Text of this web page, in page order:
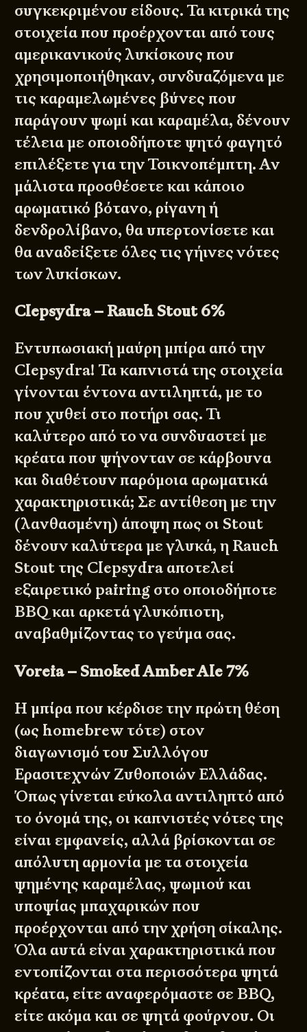
συγκεκριμένου είδους. Τα κιτρικά της
στοιχεία που προέρχονται από τους
αμερικανικούς λυκίσκους που
χρησιμοποιήθηκαν, συνδυαζόμενα με
τις καραμελωμένες βύνες που
παράγουν ψωμί και καραμέλα, δένουν
τέλεια με οποιοδήποτε ψητό φαγητό
επιλέξετε για την Τσικνοπέμπτη. Αν
μάλιστα προσθέσετε και κάποιο
αρωματικό βότανο, ρίγανη ή
δενδρολίβανο, θα υπερτονίσετε και
θα αναδείξετε όλες τις γήινες νότες
των λυκίσκων.
Clepsydra – Rauch Stout 6%
Εντυπωσιακή μαύρη μπίρα από την
Clepsydra! Τα καπνιστά της στοιχεία
γίνονται έντονα αντιληπτά, με το
που χυθεί στο ποτήρι σας. Τι
καλύτερο από το να συνδυαστεί με
κρέατα που ψήνονταν σε κάρβουνα
και διαθέτουν παρόμοια αρωματικά
χαρακτηριστικά; Σε αντίθεση με την
(λανθασμένη) άποψη πως οι Stout
δένουν καλύτερα με γλυκά, η Rauch
Stout της Clepsydra αποτελεί
εξαιρετικό pairing στο οποιοδήποτε
BBQ και αρκετά γλυκόπιοτη,
αναβαθμίζοντας το γεύμα σας.
Voreia – Smoked Amber Ale 7%
Η μπίρα που κέρδισε την πρώτη θέση
(ως homebrew τότε) στον
διαγωνισμό του Συλλόγου
Ερασιτεχνών Ζυθοποιών Ελλάδας.
Όπως γίνεται εύκολα αντιληπτό από
το όνομά της, οι καπνιστές νότες της
είναι εμφανείς, αλλά βρίσκονται σε
απόλυτη αρμονία με τα στοιχεία
ψημένης καραμέλας, ψωμιού και
υποψίας μπαχαρικών που
προέρχονται από την χρήση σίκαλης.
Όλα αυτά είναι χαρακτηριστικά που
εντοπίζονται στα περισσότερα ψητά
κρέατα, είτε αναφερόμαστε σε BBQ,
είτε ακόμα και σε ψητά φούρνου. Οι